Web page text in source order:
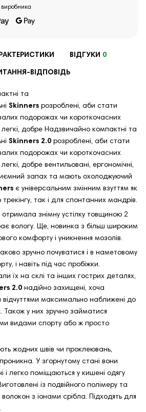
виробника
ВІДГУКИ 0
ВІДПОВІДЬ
та
Skinners розроблені, аби стати
подорожах чи короткочасних
добре Надзвичайно компактні та
Skinners 2.0 розроблені, аби стати
подорожах чи короткочасних
добре вентильовані, ергономічні,
запах та мають охолоджуючий
є універсальним змінним взуттям як
так і для спонтанних мандрів.
знімну устілку товщиною 2
вологу. Ще, новинка з більш широким
комфорту і уникнення мозолів.
зручно почуватися і в наметовому
і навіть під час пробіжки.
їх на склі та інших гострих деталях,
2.0 надійно захищені, хоча
відчуттями максимально наближені до
Також у них зручно займатися
видами спорту або ж просто
жодних швів чи проклеювань,
У згорнутому стані вони
і легко поміщаються у кишені одягу
із подвійного полімеру та
з іонами срібла. Підходять для